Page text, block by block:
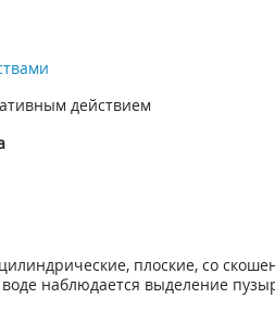
действием
плоские, со
наблюдается выделение